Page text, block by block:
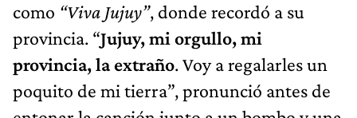
como “Viva Jujuy”, donde recordó a su
provincia. “Jujuy, mi orgullo, mi
provincia, la extraño. Voy a regalarles un
poquito de mi tierra”, pronunció antes de